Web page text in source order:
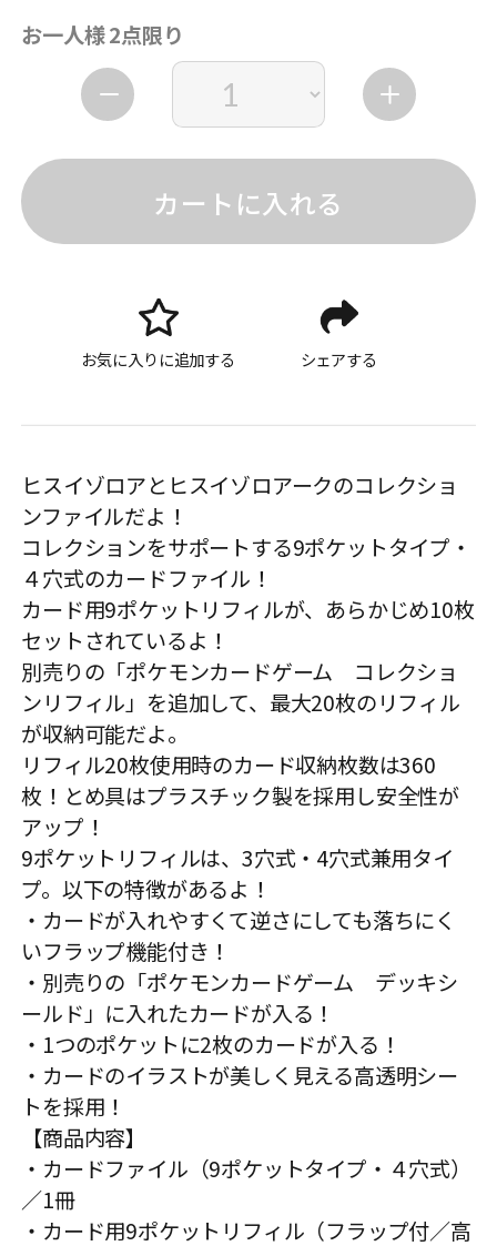
お一人様 2点限り
カートに入れる
お気に入りに追加する シェアする
ヒスイゾロアとヒスイゾロアークのコレクショ
ンファイルだよ！
コレクションをサポートする9ポケットタイプ・
４穴式のカードファイル！
カード用9ポケットリフィルが、あらかじめ10枚
セットされているよ！
別売りの「ポケモンカードゲーム コレクショ
ンリフィル」を追加して、最大20枚のリフィル
が収納可能だよ。
リフィル20枚使用時のカード収納枚数は360
枚！とめ具はプラスチック製を採用し安全性が
アップ！
9ポケットリフィルは、3穴式・4穴式兼用タイ
プ。以下の特徴があるよ！
・カードが入れやすくて逆さにしても落ちにく
いフラップ機能付き！
・別売りの「ポケモンカードゲーム デッキシ
ールド」に入れたカードが入る！
・1つのポケットに2枚のカードが入る！
・カードのイラストが美しく見える高透明シー
トを採用！
【商品内容】
・カードファイル（9ポケットタイプ・４穴式）
／1冊
・カード用9ポケットリフィル（フラップ付／高